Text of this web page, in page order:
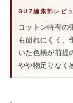
GUZ編集部レビ
コットン特有の
も崩れにくく、
いた色柄が前提
やや物足りなく